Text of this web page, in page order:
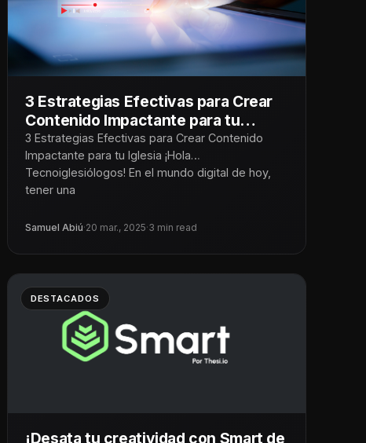
3 Estrategias Efectivas para Crear
Contenido Impactante para tu
Iglesia
3 Estrategias Efectivas para Crear Contenido
Impactante para tu Iglesia ¡Hola
Tecnoiglesiólogos! En el mundo digital de hoy,
tener una
Samuel Abiú·20 mar., 2025·3 min read
DESTACADOS
¡Desata tu creatividad con Smart de